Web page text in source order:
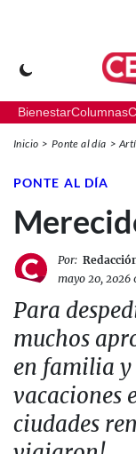
BienestarColumnas
Inicio Ponte al día
PONTE AL DÍA
Por:
mayo 20, 2026
Para
muchos
en familia y
vacaciones
ciudades